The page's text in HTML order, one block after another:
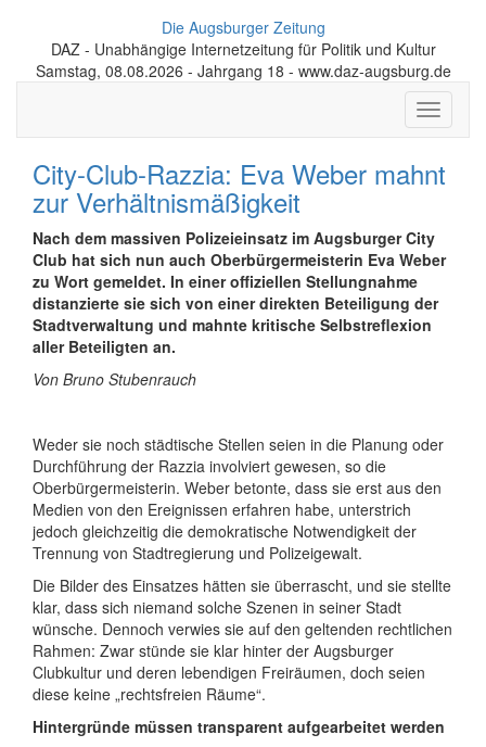
Die Augsburger Zeitung
DAZ - Unabhängige Internetzeitung für Politik und Kultur
Samstag, 08.08.2026 - Jahrgang 18 - www.daz-augsburg.de
Toggle
City-Club-Razzia: Eva Weber mahnt
zur Verhältnismäßigkeit
Nach dem massiven Polizeieinsatz im Augsburger City
Club hat sich nun auch Oberbürgermeisterin Eva Weber
zu Wort gemeldet. In einer offiziellen Stellungnahme
distanzierte sie sich von einer direkten Beteiligung der
Stadtverwaltung und mahnte kritische Selbstreflexion
aller Beteiligten an.
Von Bruno Stubenrauch
Weder sie noch städtische Stellen seien in die Planung oder
Durchführung der Razzia involviert gewesen, so die
Oberbürgermeisterin. Weber betonte, dass sie erst aus den
Medien von den Ereignissen erfahren habe, unterstrich
jedoch gleichzeitig die demokratische Notwendigkeit der
Trennung von Stadtregierung und Polizeigewalt.
Die Bilder des Einsatzes hätten sie überrascht, und sie stellte
klar, dass sich niemand solche Szenen in seiner Stadt
wünsche. Dennoch verwies sie auf den geltenden rechtlichen
Rahmen: Zwar stünde sie klar hinter der Augsburger
Clubkultur und deren lebendigen Freiräumen, doch seien
diese keine „rechtsfreien Räume“.
Hintergründe müssen transparent aufgearbeitet werden